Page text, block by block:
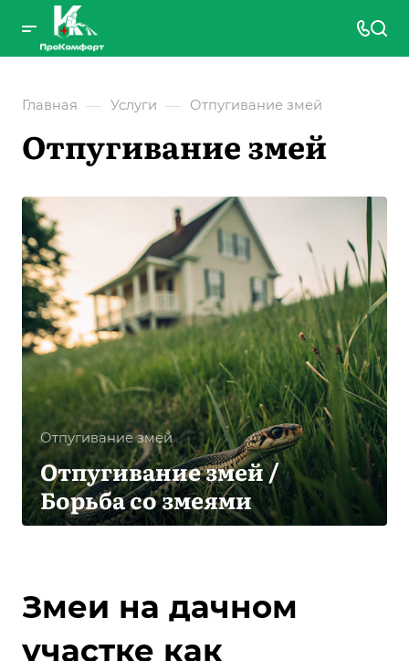
Главная — Услуги — Отпугивание змей
Отпугивание змей
Отпугивание змей
Отпугивание змей /
Борьба со змеями
Змеи на дачном
участке как